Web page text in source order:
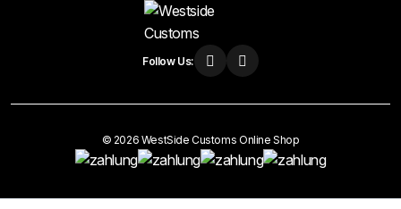
Follow Us:
© 2026 WestSide Customs Online Shop